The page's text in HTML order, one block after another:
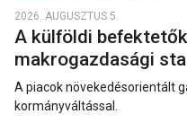
2026. AUGUSZTUS 5.
A külföldi
makrogazdasági
A piacok növekedésorientált
kormányváltással.